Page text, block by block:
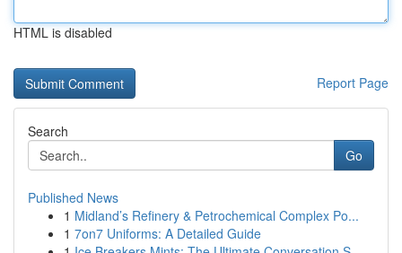
HTML is disabled
Report Page
Search
Go
Published News
1 Midland’s Refinery & Petrochemical Complex Po...
1 7on7 Uniforms: A Detailed Guide